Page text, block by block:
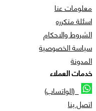
معلومات عنا
اسئلة متكرره
الشروط والاحكام
سياسة الخصوصية
المدونة
خدمات العملاء
(الواتساب)
اتصل بنا